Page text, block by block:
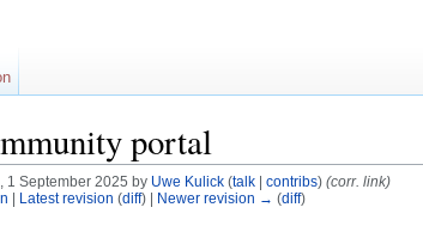
portal
1 September 2025 by Uwe Kulick (talk| contribs) (corr. link)
Latest revision (diff) | Newer revision → (diff)